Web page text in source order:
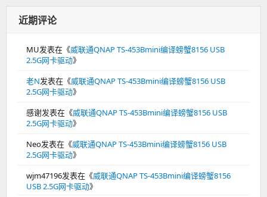
近期评论
MU发表在《威联通QNAP TS-453Bmini编译螃蟹8156 USB
2.5G网卡驱动》
老N发表在《威联通QNAP TS-453Bmini编译螃蟹8156 USB
2.5G网卡驱动》
感谢发表在《威联通QNAP TS-453Bmini编译螃蟹8156 USB
2.5G网卡驱动》
Neo发表在《威联通QNAP TS-453Bmini编译螃蟹8156 USB
2.5G网卡驱动》
wjm47196发表在《威联通QNAP TS-453Bmini编译螃蟹8156
USB 2.5G网卡驱动》